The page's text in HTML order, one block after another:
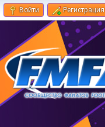
Войти Регистрация